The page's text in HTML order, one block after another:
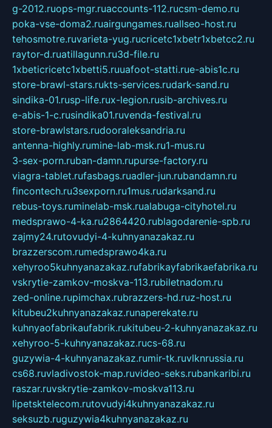
g-2012.ruops-mgr.ruaccounts-112.rucsm-demo.ru
poka-vse-doma2.ruairgungames.ruallseo-host.ru
tehosmotre.ruvarieta-yug.rucricetc1xbetr1xbetcc2.ru
raytor-d.ruatillagunn.ru3d-file.ru
1xbeticricetc1xbetti5.ruuafoot-statti.rue-abis1c.ru
store-brawl-stars.rukts-services.rudark-sand.ru
sindika-01.rusp-life.rux-legion.rusib-archives.ru
e-abis-1-c.rusindika01.ruvenda-festival.ru
store-brawlstars.rudooraleksandria.ru
antenna-highly.rumine-lab-msk.ru1-mus.ru
3-sex-porn.ruban-damn.rupurse-factory.ru
viagra-tablet.rufasbags.ruadler-jun.rubandamn.ru
fincontech.ru3sexporn.ru1mus.rudarksand.ru
rebus-toys.ruminelab-msk.rualabuga-cityhotel.ru
medsprawo-4-ka.ru2864420.rublagodarenie-spb.ru
zajmy24.rutovudyi-4-kuhnyanazakaz.ru
brazzerscom.rumedsprawo4ka.ru
xehyroo5kuhnyanazakaz.rufabrikayfabrikaefabrika.ru
vskrytie-zamkov-moskva-113.rubiletnadom.ru
zed-online.rupimchax.rubrazzers-hd.ruz-host.ru
kitubeu2kuhnyanazakaz.runaperekate.ru
kuhnyaofabrikaufabrik.rukitubeu-2-kuhnyanazakaz.ru
xehyroo-5-kuhnyanazakaz.rucs-68.ru
guzywia-4-kuhnyanazakaz.rumir-tk.ruvlknrussia.ru
cs68.ruvladivostok-map.ruvideo-seks.rubankaribi.ru
raszar.ruvskrytie-zamkov-moskva113.ru
lipetsktelecom.rutovudyi4kuhnyanazakaz.ru
seksuzb.ruguzywia4kuhnyanazakaz.ru